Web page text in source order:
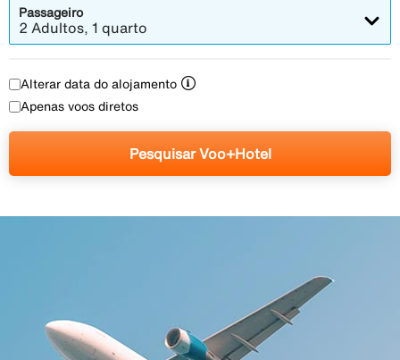
Passageiro
2 Adultos, 1 quarto
Alterar data do alojamento
Apenas voos diretos
Pesquisar Voo+Hotel